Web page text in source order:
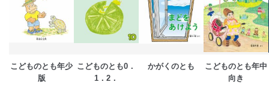
こどものとも年少
版
こどものとも0．
1．2．
かがくのとも
こどものとも年中
向き